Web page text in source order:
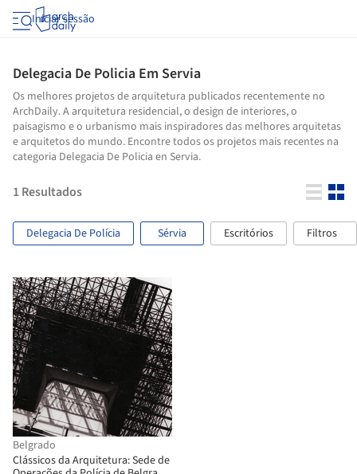
Iniciar sessão
Delegacia De Policia Em Servia
Os melhores projetos de arquitetura publicados recentemente no
ArchDaily. A arquitetura residencial, o design de interiores, o
paisagismo e o urbanismo mais inspiradores das melhores arquitetas
e arquitetos do mundo. Encontre todos os projetos mais recentes na
categoria Delegacia De Policia en Servia.
1Resultados
Delegacia De Polícia Sérvia Escritórios Filtros
Belgrado
Clássicos da Arquitetura: Sede de